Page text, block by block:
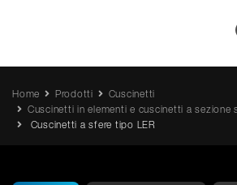
Home Prodotti
Cuscinetti
Cuscinetti in elementi e cuscinetti a sezione
Cuscinetti a sfere tipo LER